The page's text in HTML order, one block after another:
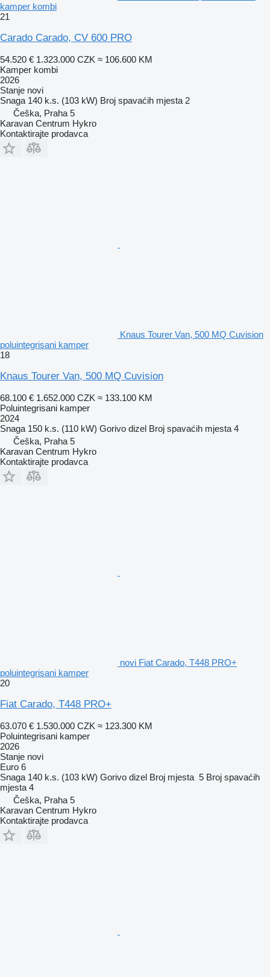
kamper kombi
21
Carado Carado, CV 600 PRO
54.520 € 1.323.000 CZK ≈ 106.600 KM
Kamper kombi
2026
Stanje novi
Snaga 140 k.s. (103 kW) Broj spavaćih mjesta 2
Češka, Praha 5
Karavan Centrum Hykro
Kontaktirajte prodavca
Knaus Tourer Van, 500 MQ Cuvision
poluintegrisani kamper
18
Knaus Tourer Van, 500 MQ Cuvision
68.100 € 1.652.000 CZK ≈ 133.100 KM
Poluintegrisani kamper
2024
Snaga 150 k.s. (110 kW) Gorivo dizel Broj spavaćih mjesta 4
Češka, Praha 5
Karavan Centrum Hykro
Kontaktirajte prodavca
novi Fiat Carado, T448 PRO+
poluintegrisani kamper
20
Fiat Carado, T448 PRO+
63.070 € 1.530.000 CZK ≈ 123.300 KM
Poluintegrisani kamper
2026
Stanje novi
Euro 6
Snaga 140 k.s. (103 kW) Gorivo dizel Broj mjesta 5 Broj spavaćih
mjesta 4
Češka, Praha 5
Karavan Centrum Hykro
Kontaktirajte prodavca